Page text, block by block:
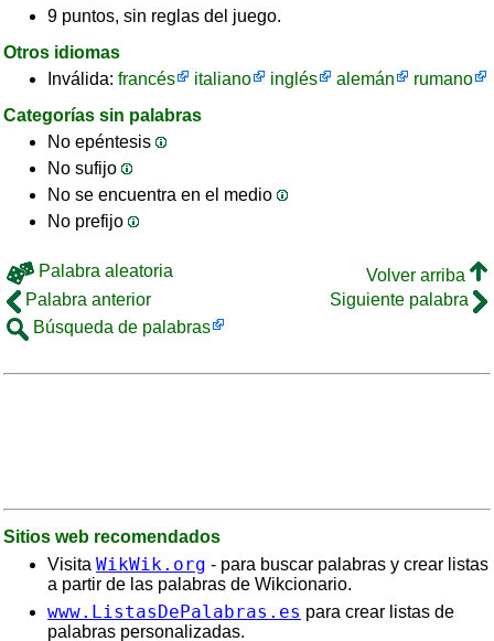
9 puntos, sin reglas del juego.
Otros idiomas
Inválida: francés italiano inglés alemán
rumano
Categorías sin palabras
No epéntesis
No sufijo
No se encuentra en el medio
No prefijo
Palabra aleatoria
Volver arriba
Palabra anterior
Siguiente palabra
Búsqueda de palabras
Sitios web recomendados
Visita WikWik.org - para buscar palabras y crear listas
a partir de las palabras de Wikcionario.
www.ListasDePalabras.es para crear listas de
palabras personalizadas.